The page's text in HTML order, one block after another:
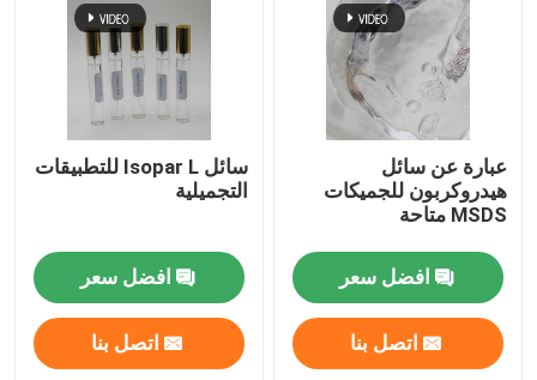
عبارة عن سائل
هيدروكربون للجميكات
MSDS متاحة
افضل سعر
اتصل بنا
سائل Isopar L للتطبيقات
التجميلية
افضل سعر
اتصل بنا